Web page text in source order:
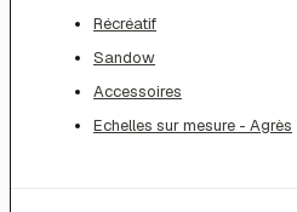
Récréatif
Sandow
Accessoires
Echelles sur mesure - Agrès